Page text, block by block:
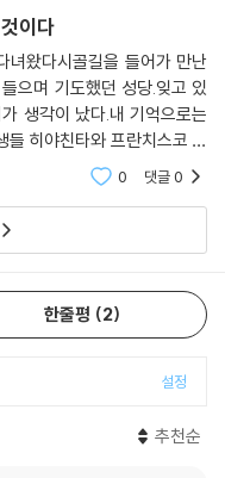
이다
왔다시골길을 들어가 만난
으며 기도했던 성당.잊고 있
생각이 났다.내 기억으로는
히야친타와 프란치스코 이
밀로 해야했었다고 했는데
0 댓글0
한줄평 2
설정
추천순